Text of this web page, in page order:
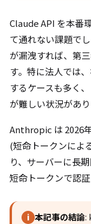
Claude API を本番
て通れない課題で
が漏洩すれば、第
す。特に法人では
するケースも多く
が難しい状況があり
Anthropic は 2026
(短命トークンによ
り、サーバーに長
短命トークンで認
i 本記事の結論: